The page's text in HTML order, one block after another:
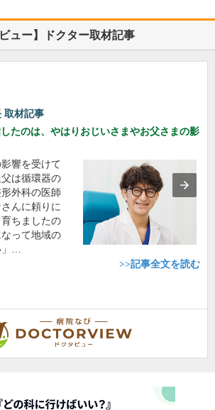
ュー】ドクター取材記事
取材記事
たのは、やはりおじいさまやお父さまの影
響を受けて
は循環器の
外科の医師
んに頼りに
ちましたの
って地域の
」…
>>記事全文を読む